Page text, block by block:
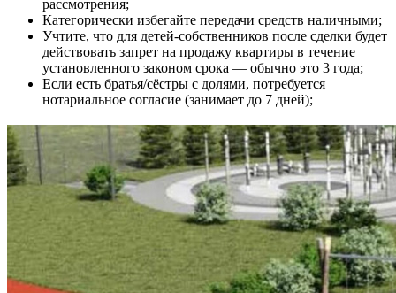
рассмотрения;
Категорически избегайте передачи средств наличными;
Учтите, что для детей-собственников после сделки будет
действовать запрет на продажу квартиры в течение
установленного законом срока — обычно это 3 года;
Если есть братья/сёстры с долями, потребуется
нотариальное согласие (занимает до 7 дней);